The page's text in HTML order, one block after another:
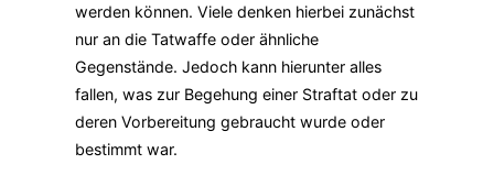
werden können. Viele denken hierbei zunächst
nur an die Tatwaffe oder ähnliche
Gegenstände. Jedoch kann hierunter alles
fallen, was zur Begehung einer Straftat oder zu
deren Vorbereitung gebraucht wurde oder
bestimmt war.